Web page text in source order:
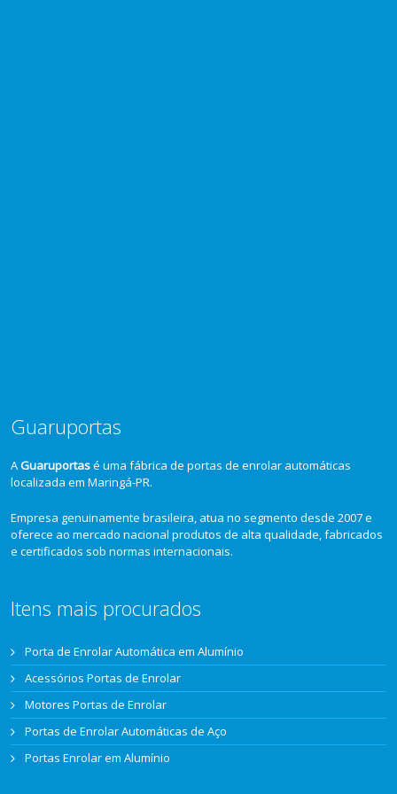
Guaruportas
AGuaruportasé uma fábrica de portas de enrolar automáticas
localizada em Maringá-PR.
Empresa genuinamente brasileira, atua no segmento desde 2007 e
oferece ao mercado nacional produtos de alta qualidade, fabricados
e certificados sob normas internacionais.
Itens mais procurados
Porta de Enrolar Automática em Alumínio
Acessórios Portas de Enrolar
Motores Portas de Enrolar
Portas de Enrolar Automáticas de Aço
Portas Enrolar em Alumínio